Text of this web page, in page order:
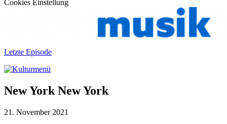
Cookies Einstellung
Letzte Episode
New York New York
21. November 2021